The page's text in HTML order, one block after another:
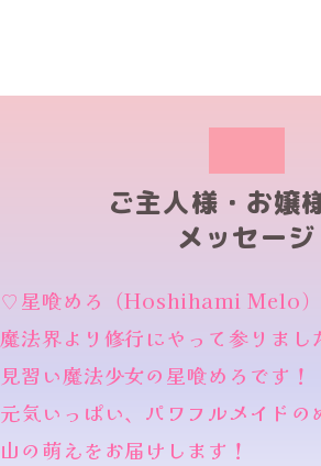
ご主人様・お嬢
メッセージ
♡星喰めろ（Hoshihami Melo
魔法界より修行にやって参りま
見習い魔法少女の星喰めろです！
元気いっぱい、パワフルメイドの
山の萌えをお届けします！